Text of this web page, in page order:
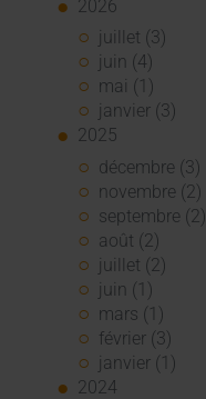
2026
juillet (3)
juin (4)
mai (1)
janvier (3)
2025
décembre (3)
novembre (2)
septembre (2)
août (2)
juillet (2)
juin (1)
mars (1)
février (3)
janvier (1)
2024